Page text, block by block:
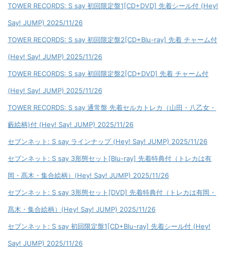
TOWER RECORDS: S say 初回限定盤1[CD+DVD] 先着シール付 (Hey!
Say! JUMP) 2025/11/26
TOWER RECORDS: S say 初回限定盤2[CD+Blu-ray] 先着 チャーム付
(Hey! Say! JUMP) 2025/11/26
TOWER RECORDS: S say 初回限定盤2[CD+DVD] 先着 チャーム付
(Hey! Say! JUMP) 2025/11/26
TOWER RECORDS: S say 通常盤 先着セルカトレカ（山田・八乙女・
藪絵柄)付 (Hey! Say! JUMP) 2025/11/26
セブンネット: S say ラインナップ (Hey! Say! JUMP) 2025/11/26
セブンネット: S say 3形態セット[Blu-ray] 先着特典付（トレカは有
岡・髙木・集合絵柄）(Hey! Say! JUMP) 2025/11/26
セブンネット: S say 3形態セット[DVD] 先着特典付（トレカは有岡・
髙木・集合絵柄）(Hey! Say! JUMP) 2025/11/26
セブンネット: S say 初回限定盤1[CD+Blu-ray] 先着シール付 (Hey!
Say! JUMP) 2025/11/26